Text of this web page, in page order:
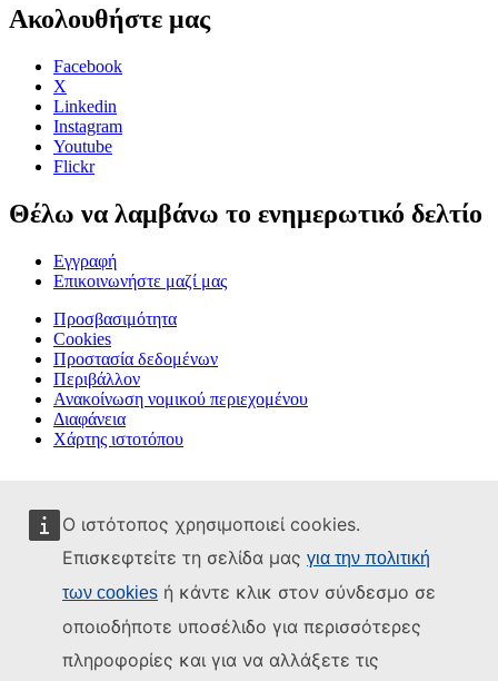
Ο ιστότοπος χρησιμοποιεί cookies.
Επισκεφτείτε τη σελίδα μας για την πολιτική
των cookies ή κάντε κλικ στον σύνδεσμο σε
οποιοδήποτε υποσέλιδο για περισσότερες
πληροφορίες και για να αλλάξετε τις
Ακολουθήστε μας
Facebook
X
Linkedin
Instagram
Youtube
Flickr
Θέλω να λαμβάνω το ενημερωτικό δελτίο
Εγγραφή
Επικοινωνήστε μαζί μας
Προσβασιμότητα
Cookies
Προστασία δεδομένων
Περιβάλλον
Ανακοίνωση νομικού περιεχομένου
Διαφάνεια
Χάρτης ιστοτόπου